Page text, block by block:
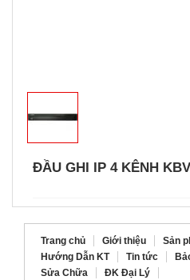
ĐẦU GHI IP 4 KÊNH
Trang chủ Giới thiệu Sản
Hướng Dẫn KT
Tin tức
Sửa Chữa
ĐK Đại Lý